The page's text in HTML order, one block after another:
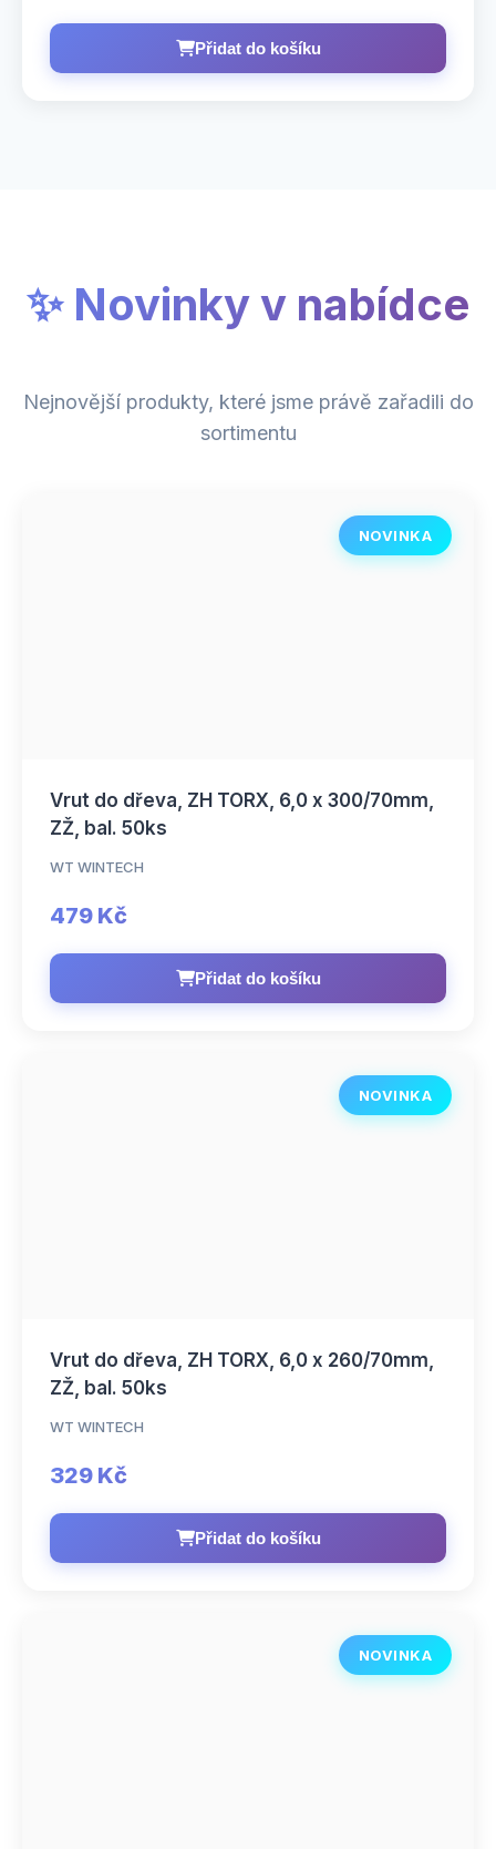
Přidat do košíku
✨ Novinky v nabídce
Nejnovější produkty, které jsme právě zařadili do
sortimentu
NOVINKA
Vrut do dřeva, ZH TORX, 6,0 x 300/70mm,
ZŽ, bal. 50ks
WT WINTECH
479 Kč
Přidat do košíku
NOVINKA
Vrut do dřeva, ZH TORX, 6,0 x 260/70mm,
ZŽ, bal. 50ks
WT WINTECH
329 Kč
Přidat do košíku
NOVINKA